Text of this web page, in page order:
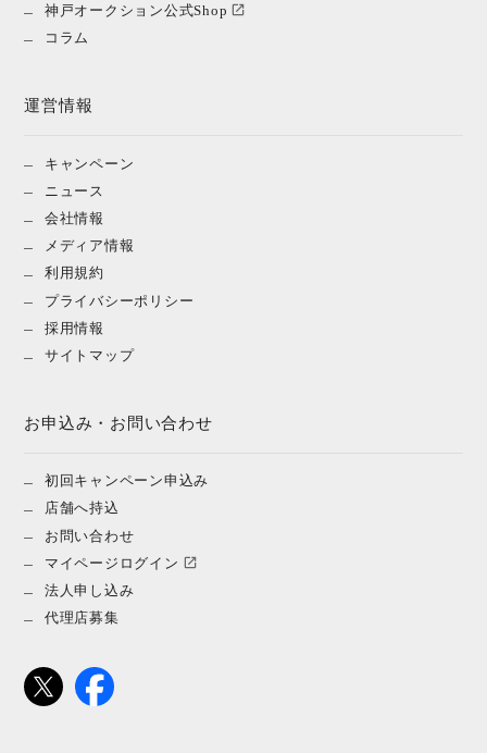
神戸オークション公式Shop
コラム
運営情報
キャンペーン
ニュース
会社情報
メディア情報
利用規約
プライバシーポリシー
採用情報
サイトマップ
お申込み・お問い合わせ
初回キャンペーン申込み
店舗へ持込
お問い合わせ
マイページログイン
法人申し込み
代理店募集